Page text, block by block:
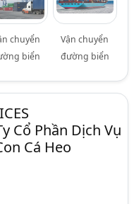
chuyển
biển
Vận chuyển
đường biển
Cổ Phần Dịch Vụ
Cá Heo